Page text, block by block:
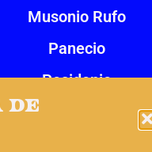
Musonio Rufo
Panecio
Posidonio
Ryan Holiday